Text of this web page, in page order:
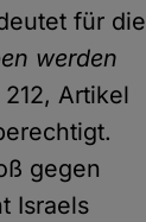
für die
werden
212, Artikel
gegen
Israels